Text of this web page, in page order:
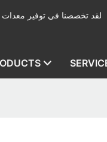
لقد تخصصنا في توفير معدات